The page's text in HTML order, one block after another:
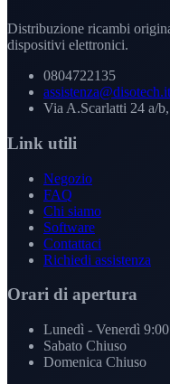
Distribuzione ricambi
dispositivi elettronici.
0804722135
assistenza@disotech.it
Via A.Scarlatti 24 a/
Link utili
Negozio
FAQ
Chi siamo
Software
Contattaci
Richiedi assistenza
Orari di apertura
Lunedì - Venerdì
Sabato Chiuso
Domenica Chiuso